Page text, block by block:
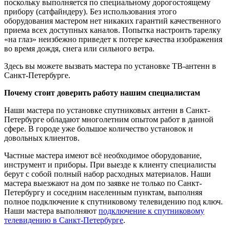
поскольку выполняется по специальному дорогостоящему
прибору (сатфайндеру). Без использования этого
оборудования мастером нет никаких гарантий качественного
приема всех доступных каналов. Попытка настроить тарелку
«на глаз» неизбежно приведет к потере качества изображения
во время дождя, снега или сильного ветра.
Здесь вы можете вызвать мастера по установке ТВ-антенн в
Санкт-Петербурге.
Почему стоит доверить работу нашим специалистам
Наши мастера по установке спутниковых антенн в Санкт-
Петербурге обладают многолетним опытом работ в данной
сфере. В городе уже большое количество установок и
довольных клиентов.
Частные мастера имеют всё необходимое оборудование,
инструмент и приборы. При выезде к клиенту специалисты
берут с собой полный набор расходных материалов. Наши
мастера выезжают на дом по заявке не только по Санкт-
Петербургу и соседним населенным пунктам, выполняя
полное подключение к спутниковому телевидению под ключ.
Наши мастера выполняют подключение к спутниковому
телевидению в Санкт-Петербурге.